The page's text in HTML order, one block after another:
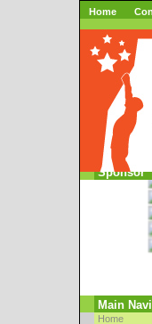
Home
Sponsor
Main
Home